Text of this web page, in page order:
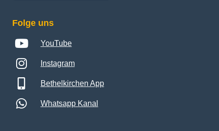
Folge uns
YouTube
Instagram
Bethelkirchen App
Whatsapp Kanal